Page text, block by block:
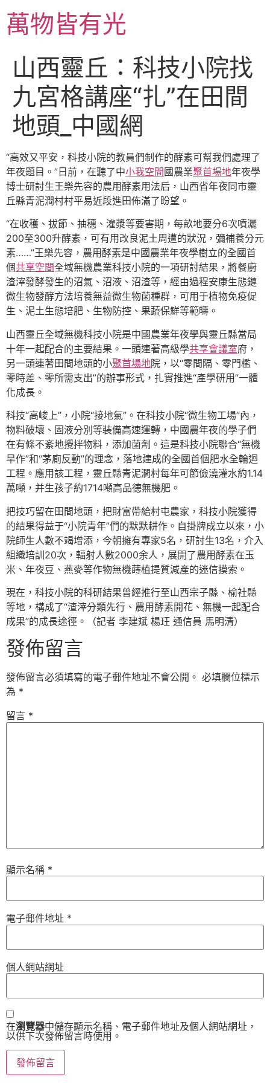
主萬物皆有光
山西靈丘：科技小院找
九宮格講座“扎”在田間
地頭_中國網
“高效又平安，科技小院的教員們制作的酵素可幫我們處理了
年夜題目。”日前，在聽了中小我空間 國農業聚首場地年夜學
博士研討生王樂先容的農用酵素用法后，山西省年夜同市靈
丘縣青泥澗村村平易近段進田佈滿了盼望。
“在收穫、拔節、抽穗、灌漿等要害期，每畝地要分6次噴灑
200至300升酵素，可有用改良泥土周遭的狀況，彌補養分元
素……”王樂先容，農用酵素是中國農業年夜學樹立的全國首
個共享空間全域無機農業科技小院的一項研討結果，將餐廚
渣滓發酵發生的沼氣、沼液、沼渣等，經由過程安康生態鏈
微生物發酵方法培養無益微生物菌種群，可用于植物免疫促
生、泥土生態培肥、生物防控、果蔬保鮮等範疇。
山西靈丘全域無機科技小院是中國農業年夜學與靈丘縣當局
十年一起配合的主要結果。一頭連著高級學共享會議室府，
另一頭連著田間地頭的小聚首場地院，以“零間隔、零門檻、
零時差、零所需支出”的辦事形式，扎實推進“產學研用”一體
化成長。
科技“高峻上”，小院“接地氣”。在科技小院“微生物工場”內，
物料破壞、固液分別等裝備高速運轉，中國農年夜的學子們
在有條不紊地攪拌物料，添加菌劑。這是科技小院聯合“無機
旱作”和“茅廁反動”的理念，落地建成的全國首個肥水全輪迴
工程。應用該工程，靈丘縣青泥澗村每年可節儉澆灌水約1.14
萬噸，并生孩子約1714噸高品德無機肥。
把技巧留在田間地頭，把財富帶給村屯農家，科技小院獲得
的結果得益于“小院青年”們的默默耕作。自掛牌成立以來，小
院師生人數不竭增添，今朝擁有專家5名，研討生13名，介入
組織培訓20次，輻射人數2000余人，展開了農用酵素在玉
米、年夜豆、燕麥等作物無機蒔植提質減產的迷信摸索。
現在，科技小院的科研結果曾經推行至山西宗子縣、榆社縣
等地，構成了“渣滓分類先行、農用酵素開花、無機一起配合
成果”的成長途徑。（記者 李建斌 楊玨 通信員 馬明清）
發佈留言
發佈留言必須填寫的電子郵件地址不會公開。 必填欄位標示
為 *
留言 *
顯示名稱 *
電子郵件地址 *
個人網站網址
在瀏覽器中儲存顯示名稱、電子郵件地址及個人網站網址，
以供下次發佈留言時使用。